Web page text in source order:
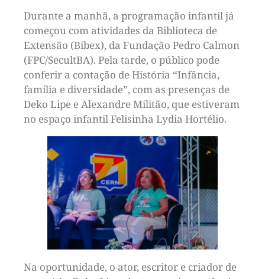
Durante a manhã, a programação infantil já
começou com atividades da Biblioteca de
Extensão (Bibex), da Fundação Pedro Calmon
(FPC/SecultBA). Pela tarde, o público pode
conferir a contação de História “Infância,
família e diversidade”, com as presenças de
Deko Lipe e Alexandre Militão, que estiveram
no espaço infantil Felisinha Lydia Hortélio.
Na oportunidade, o ator, escritor e criador de